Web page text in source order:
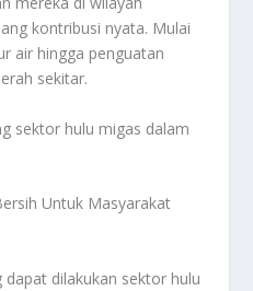
kontribusi nyata. Mulai
air hingga penguatan
sekitar.
sektor hulu migas dalam
Untuk Masyarakat
dapat dilakukan sektor hulu